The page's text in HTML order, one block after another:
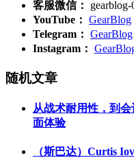
客服微信：
gearblog-
YouTube： GearBlog
Telegram： GearBlog
Instagram：
随机文章
从战术耐用性，到
面体验
（斯巴达）Curtis